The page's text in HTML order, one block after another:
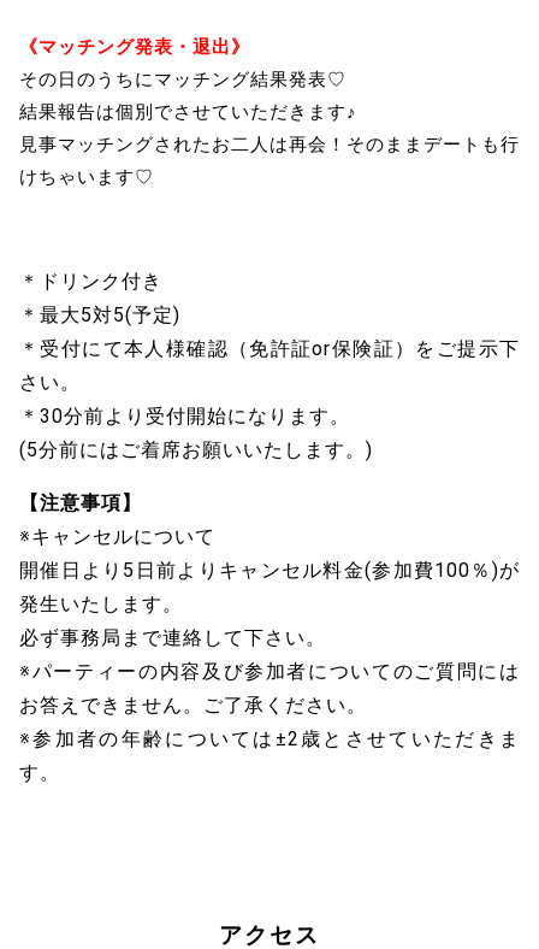
《マッチング発表・退出》
その日のうちにマッチング結果発表♡
結果報告は個別でさせていただきます♪
見事マッチングされたお二人は再会！そのままデートも行
けちゃいます♡
＊ドリンク付き
＊最大5対5(予定)
＊受付にて本人様確認（免許証or保険証）をご提示下
さい。
＊30分前より受付開始になります。
(5分前にはご着席お願いいたします。)
【注意事項】
※キャンセルについて
開催日より5日前よりキャンセル料金(参加費100％)が
発生いたします。
必ず事務局まで連絡して下さい。
※パーティーの内容及び参加者についてのご質問には
お答えできません。ご了承ください。
※参加者の年齢については±2歳とさせていただきま
す。
アクセス